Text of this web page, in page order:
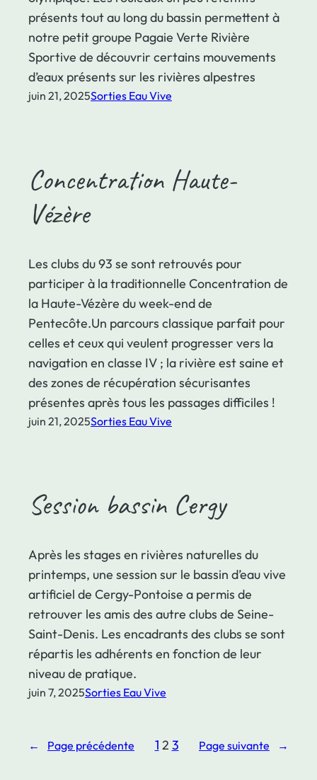
présents tout au long du bassin permettent à
notre petit groupe Pagaie Verte Rivière
Sportive de découvrir certains mouvements
d’eaux présents sur les rivières alpestres
juin 21, 2025Sorties Eau Vive
Concentration Haute-
Vézère
Les clubs du 93 se sont retrouvés pour
participer à la traditionnelle Concentration de
la Haute-Vézère du week-end de
Pentecôte.Un parcours classique parfait pour
celles et ceux qui veulent progresser vers la
navigation en classe IV ; la rivière est saine et
des zones de récupération sécurisantes
présentes après tous les passages difficiles !
juin 21, 2025Sorties Eau Vive
Session bassin Cergy
Après les stages en rivières naturelles du
printemps, une session sur le bassin d’eau vive
artificiel de Cergy-Pontoise a permis de
retrouver les amis des autre clubs de Seine-
Saint-Denis. Les encadrants des clubs se sont
répartis les adhérents en fonction de leur
niveau de pratique.
juin 7, 2025Sorties Eau Vive
← Page précédente 1 2 3 Page suivante →